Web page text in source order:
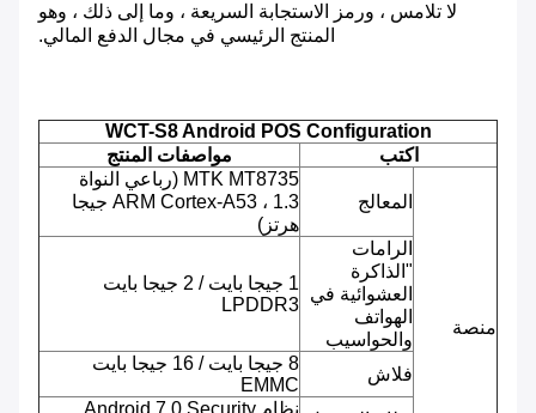
لا تلامس ، ورمز الاستجابة السريعة ، وما إلى ذلك ، وهو
المنتج الرئيسي في مجال الدفع المالي.
WCT-S8 Android POS Configuration
اكتب
مواصفات المنتج
منصة
المعالج
MTK MT8735 (رباعي النواة
ARM Cortex-A53 ، 1.3 جيجا
هرتز)
الرامات
"الذاكرة
العشوائية في
الهواتف
والحواسيب
1 جيجا بايت / 2 جيجا بايت
LPDDR3
فلاش
8 جيجا بايت / 16 جيجا بايت
EMMC